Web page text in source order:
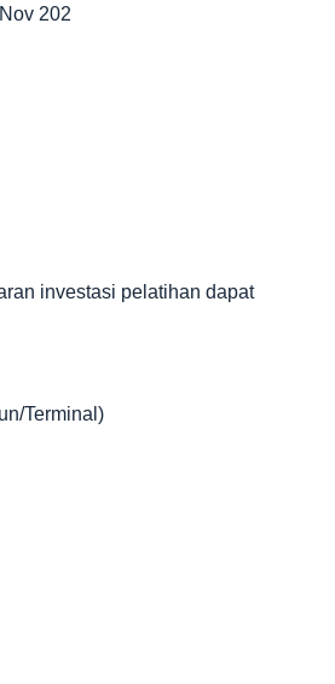
202
investasi pelatihan dapat
Terminal)